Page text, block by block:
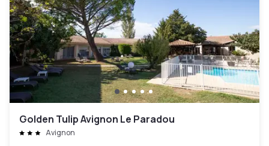
Golden Tulip Avignon Le Paradou
Avignon